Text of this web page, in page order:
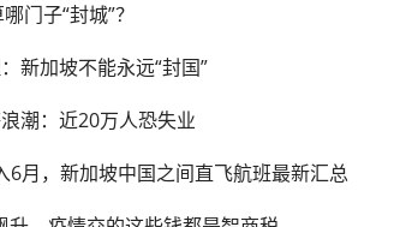
门子“封城”？
新加坡不能永远“封国”
潮：近20万人恐失业
月，新加坡中国之间直飞航班最新汇总